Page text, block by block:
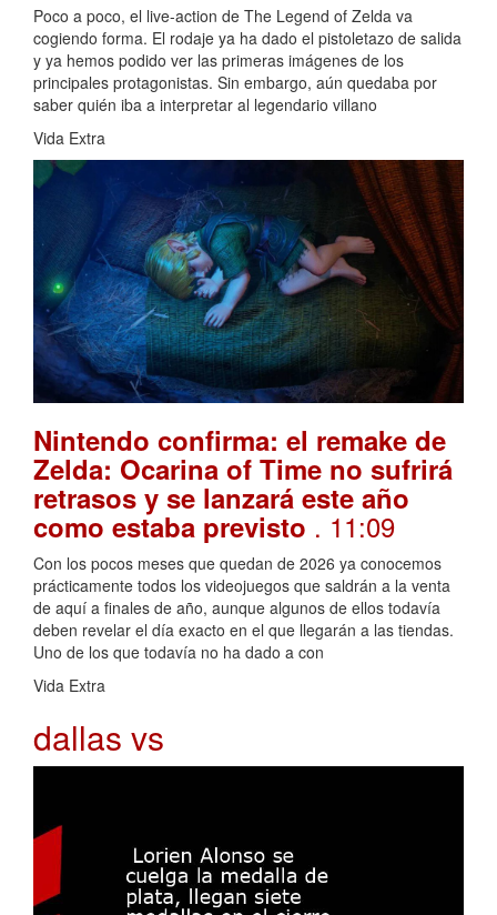
Poco a poco, el live-action de The Legend of Zelda va
cogiendo forma. El rodaje ya ha dado el pistoletazo de salida
y ya hemos podido ver las primeras imágenes de los
principales protagonistas. Sin embargo, aún quedaba por
saber quién iba a interpretar al legendario villano
Vida Extra
Nintendo confirma: el remake de
Zelda: Ocarina of Time no sufrirá
retrasos y se lanzará este año
como estaba previsto . 11:09
Con los pocos meses que quedan de 2026 ya conocemos
prácticamente todos los videojuegos que saldrán a la venta
de aquí a finales de año, aunque algunos de ellos todavía
deben revelar el día exacto en el que llegarán a las tiendas.
Uno de los que todavía no ha dado a con
Vida Extra
dallas vs